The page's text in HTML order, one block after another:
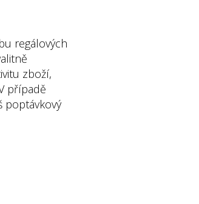
regálových
zboží,
případě
poptávkový